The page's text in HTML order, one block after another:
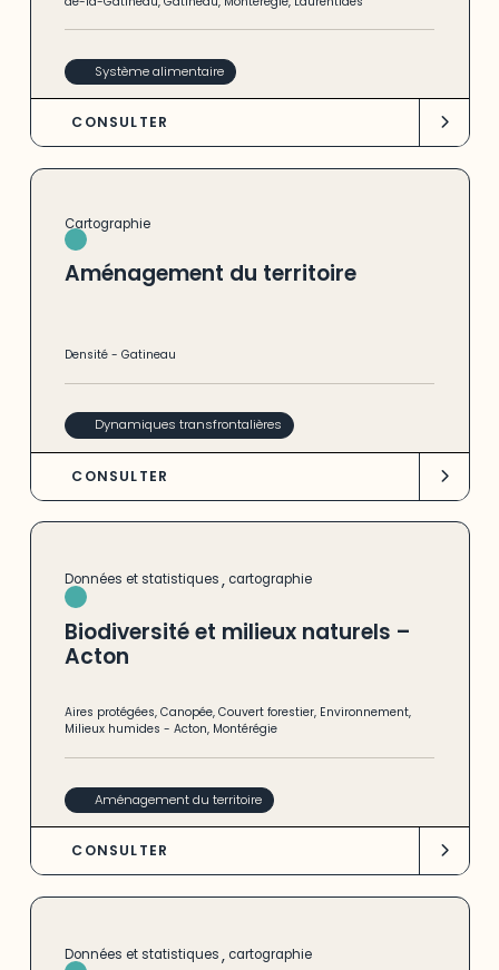
Système alimentaire
CONSULTER
Cartographie
Aménagement du territoire
Densité -Gatineau
Dynamiques transfrontalières
CONSULTER
Données et statistiques, cartographie
Biodiversité et milieux naturels –
Acton
Aires protégées,Canopée,Couvert forestier, Environnement,
Milieux humides -Acton, Montérégie
Aménagement du territoire
CONSULTER
Données et statistiques, cartographie